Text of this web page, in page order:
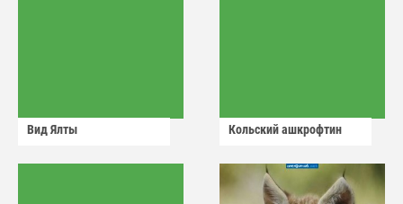
Вид Ялты Кольский ашкрофтин